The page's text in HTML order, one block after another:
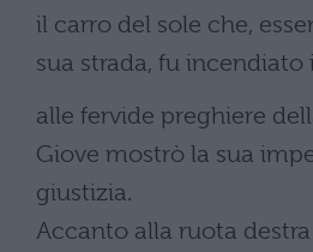
il carro del sole che,
sua strada, fu incendiato
alle fervide preghiere
Giove mostrò la sua
giustizia.
Accanto alla ruota